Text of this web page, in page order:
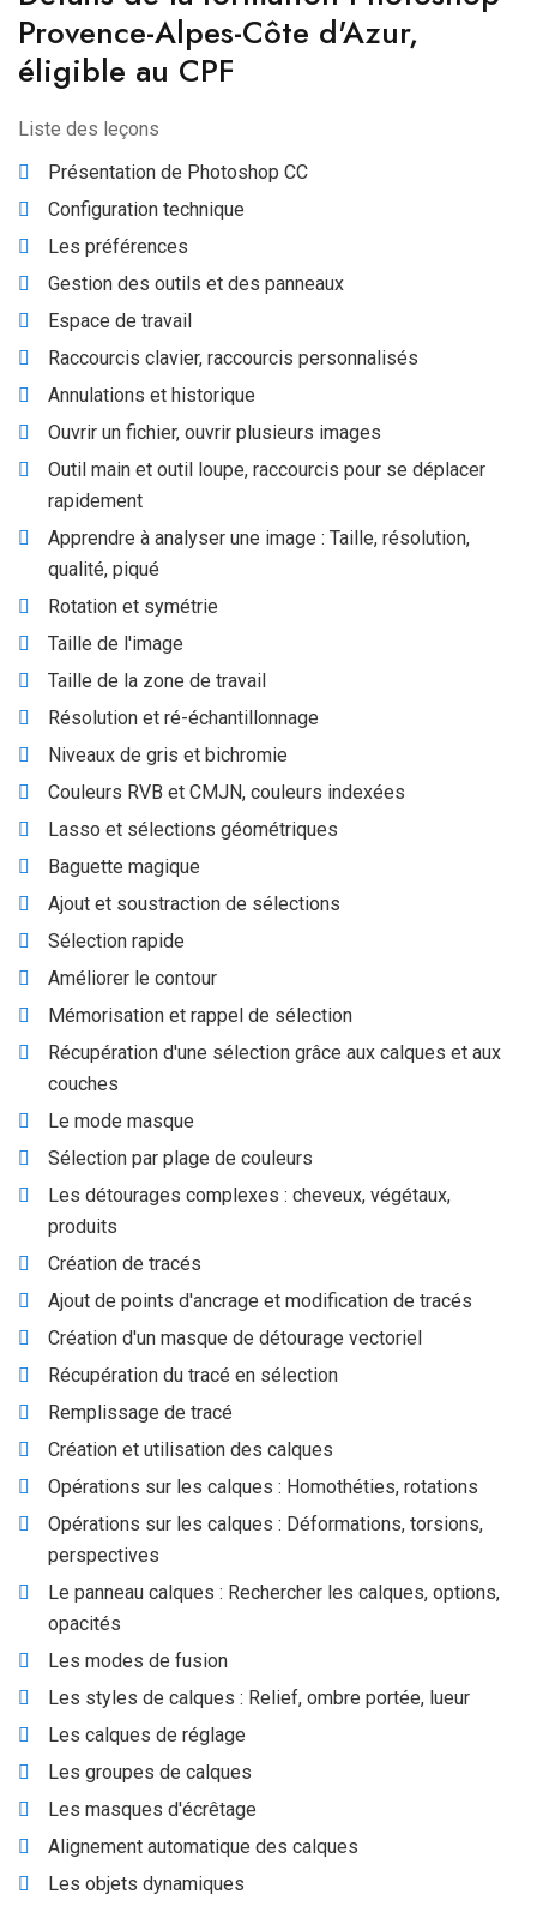
Provence-Alpes-Côte d'Azur,
éligible au CPF
Liste des leçons
Présentation de Photoshop CC
Configuration technique
Les préférences
Gestion des outils et des panneaux
Espace de travail
Raccourcis clavier, raccourcis personnalisés
Annulations et historique
Ouvrir un fichier, ouvrir plusieurs images
Outil main et outil loupe, raccourcis pour se déplacer
rapidement
Apprendre à analyser une image : Taille, résolution,
qualité, piqué
Rotation et symétrie
Taille de l'image
Taille de la zone de travail
Résolution et ré-échantillonnage
Niveaux de gris et bichromie
Couleurs RVB et CMJN, couleurs indexées
Lasso et sélections géométriques
Baguette magique
Ajout et soustraction de sélections
Sélection rapide
Améliorer le contour
Mémorisation et rappel de sélection
Récupération d'une sélection grâce aux calques et aux
couches
Le mode masque
Sélection par plage de couleurs
Les détourages complexes : cheveux, végétaux,
produits
Création de tracés
Ajout de points d'ancrage et modification de tracés
Création d'un masque de détourage vectoriel
Récupération du tracé en sélection
Remplissage de tracé
Création et utilisation des calques
Opérations sur les calques : Homothéties, rotations
Opérations sur les calques : Déformations, torsions,
perspectives
Le panneau calques : Rechercher les calques, options,
opacités
Les modes de fusion
Les styles de calques : Relief, ombre portée, lueur
Les calques de réglage
Les groupes de calques
Les masques d'écrêtage
Alignement automatique des calques
Les objets dynamiques